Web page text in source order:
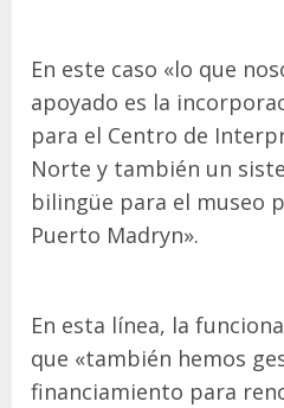
En este caso «lo que
apoyado es la
para el Centro de
Norte y también un
bilingüe para el museo
Puerto Madryn».
En esta línea, la
que «también hemos
financiamiento para